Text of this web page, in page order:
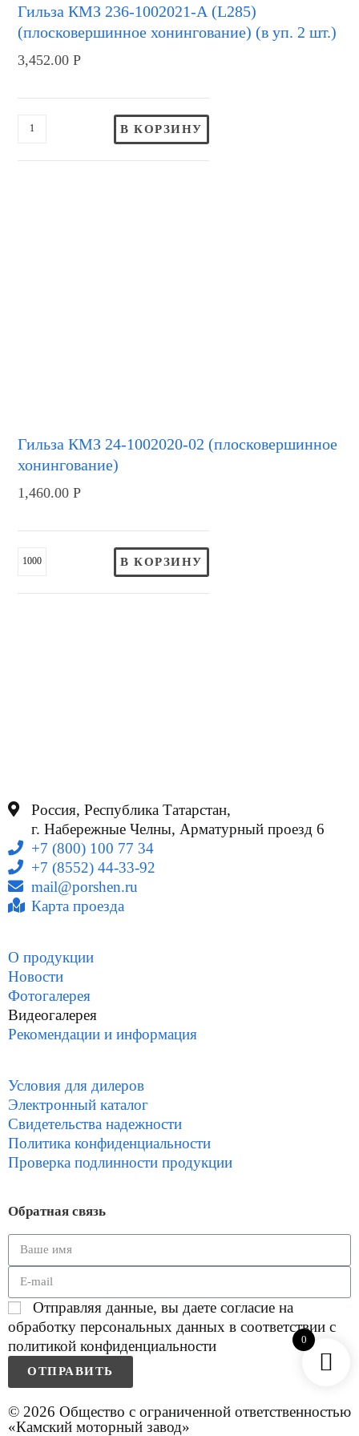
Гильза КМЗ 236-1002021-А (L285)
(плосковершинное хонингование) (в уп. 2 шт.)
3,452.00Р
В КОРЗИНУ
Гильза КМЗ 24-1002020-02 (плосковершинное
хонингование)
1,460.00Р
В КОРЗИНУ
Россия, Республика Татарстан,
г. Набережные Челны, Арматурный проезд 6
+7 (800) 100 77 34
+7 (8552) 44-33-92
mail@porshen.ru
Карта проезда
О продукции
Новости
Фотогалерея
Видеогалерея
Рекомендации и информация
Условия для дилеров
Электронный каталог
Свидетельства надежности
Политика конфиденциальности
Проверка подлинности продукции
Обратная связь
Отправляя данные, вы даете согласие на
обработку персональных данных в соответствии с
политикой конфиденциальности
ОТПРАВИТЬ
© 2026 Общество с ограниченной ответственностью
«Камский моторный завод»
0